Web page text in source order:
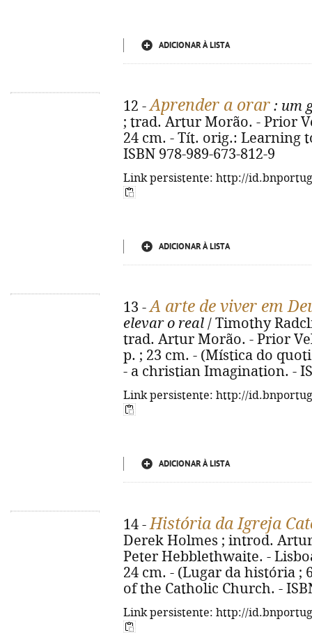
ADICIONAR À LISTA
12 -Aprender a orar : um
; trad. Artur Morão. - Prior
24 cm. - Tít. orig.: Learning
ISBN 978-989-673-812-9
Link persistente: http://
ADICIONAR À LISTA
13 -A arte de viver em
elevar o real / Timothy
trad. Artur Morão. - Prior
p. ; 23 cm. - (Mística do
- a christian Imagination. -
Link persistente: http://
ADICIONAR À LISTA
14 -História da Igreja
Derek Holmes ; introd.
Peter Hebblethwaite. -
24 cm. - (Lugar da história ;
of the Catholic Church. -
Link persistente: http://